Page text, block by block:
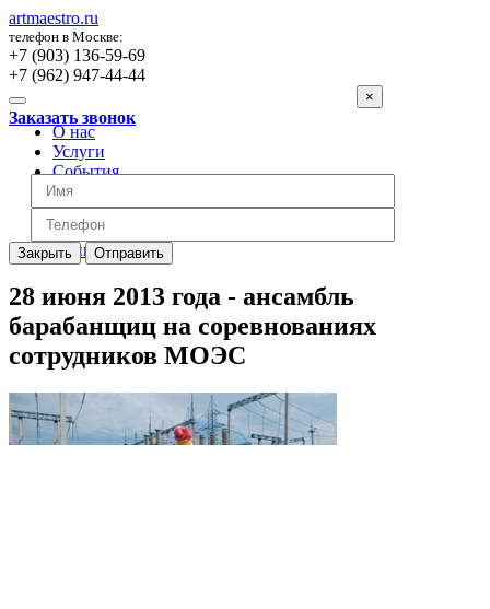
artmaestro.ru
телефон в Москве:
+7 (903) 136-59-69
+7 (962) 947-44-44
Заказать звонок
×
Закрыть Отправить
О нас
Услуги
События
Вопросы
Отзывы
Обратная связь
Цены
28 июня 2013 года - ансамбль
барабанщиц на соревнованиях
сотрудников МОЭС